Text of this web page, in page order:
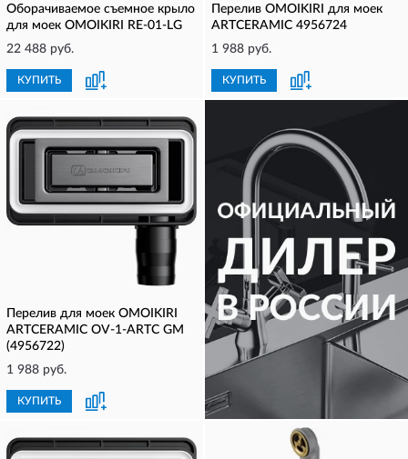
Оборачиваемое съемное крыло
для моек OMOIKIRI RE-01-LG
22 488 руб.
КУПИТЬ
Перелив OMOIKIRI для моек
ARTCERAMIC 4956724
1 988 руб.
КУПИТЬ
Перелив для моек OMOIKIRI
ARTCERAMIC OV-1-ARTC GM
(4956722)
1 988 руб.
КУПИТЬ КУПИТЬ